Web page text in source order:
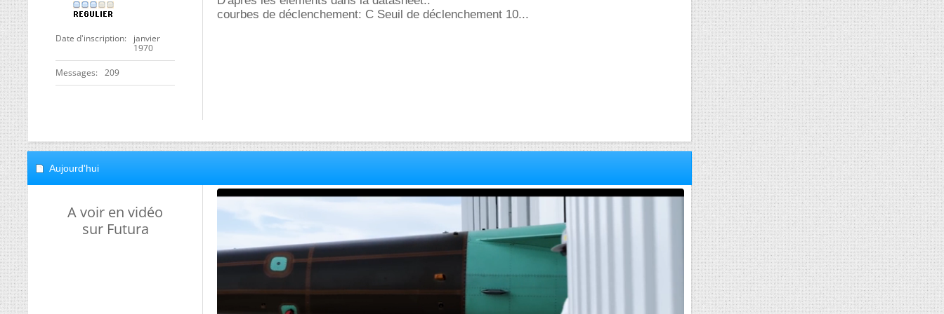
Date d'inscription
janvier
1970
Messages 209
courbes de déclenchement: C Seuil de déclenchement 10...
Aujourd'hui
A voir en vidéo
sur Futura